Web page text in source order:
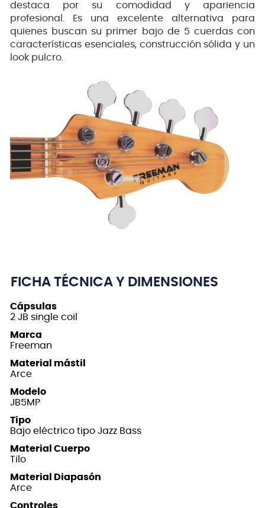
destaca por su comodidad y apariencia
profesional. Es una excelente alternativa para
quienes buscan su primer bajo de 5 cuerdas con
características esenciales, construcción sólida y un
look pulcro.
FICHA TÉCNICA Y DIMENSIONES
Cápsulas
2 JB single coil
Marca
Freeman
Material mástil
Arce
Modelo
JB5MP
Tipo
Bajo eléctrico tipo Jazz Bass
Material Cuerpo
Tilo
Material Diapasón
Arce
Controles